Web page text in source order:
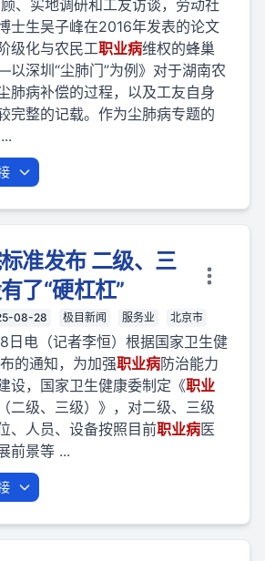
、实地调研和工友访谈，劳动社
士生吴子峰在2016年发表的论文
级化与农民工职业病维权的蜂巢
深圳“尘肺门”为例》对于湖南农
肺病补偿的过程，以及工友自身
完整的记载。作为尘肺病专题的
准发布 二级、三
了“硬杠杠”
08-28 极目新闻 服务业 北京市
日电（记者李恒）根据国家卫生健
的通知，为加强职业病防治能力
设，国家卫生健康委制定《职业
二级、三级）》，对二级、三级
、人员、设备按照目前职业病医
前景等 ...